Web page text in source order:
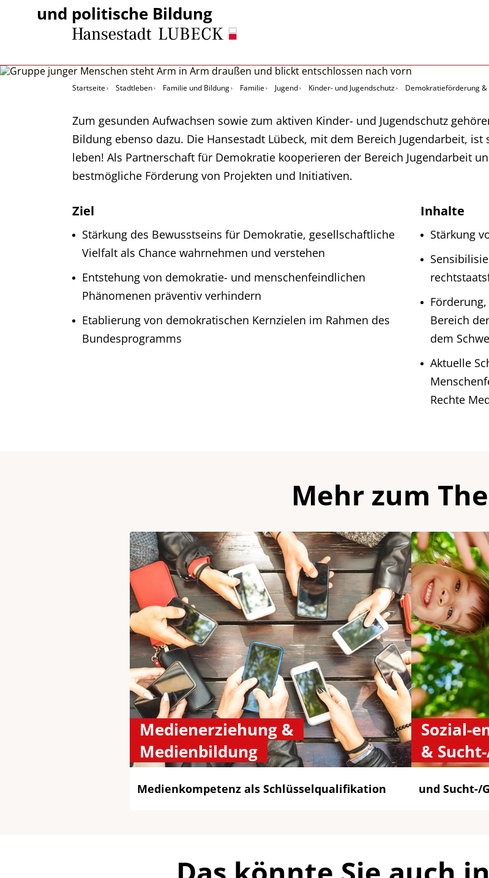
und politische Bildung
Startseite Stadtleben Familie und Bildung Familie Jugend Kinder- und Jugendschutz Demokratieförderung
Zum gesunden Aufwachsen sowie zum aktiven Kinder- und Jugendschutz
Bildung ebenso dazu. Die Hansestadt Lübeck, mit dem Bereich Jugendarbeit,
leben! Als Partnerschaft für Demokratie kooperieren der Bereich Jugendarbeit
bestmögliche Förderung von Projekten und Initiativen.
Ziel
Stärkung des Bewusstseins für Demokratie, gesellschaftliche
Vielfalt als Chance wahrnehmen und verstehen
Entstehung von demokratie- und menschenfeindlichen
Phänomenen präventiv verhindern
Etablierung von demokratischen Kernzielen im Rahmen des
Bundesprogramms
Inhalte
Stärkung
Bereich
dem
Aktuelle
Rechte
Mehr zum
Medienerziehung &
Medienbildung
Medienkompetenz als Schlüsselqualifikation
Sozial-
&
und Sucht-/